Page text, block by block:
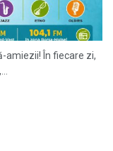
amiezii! În fiecare zi,